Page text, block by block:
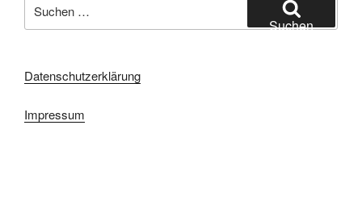
nach:
Suchen
Datenschutzerklärung
Impressum